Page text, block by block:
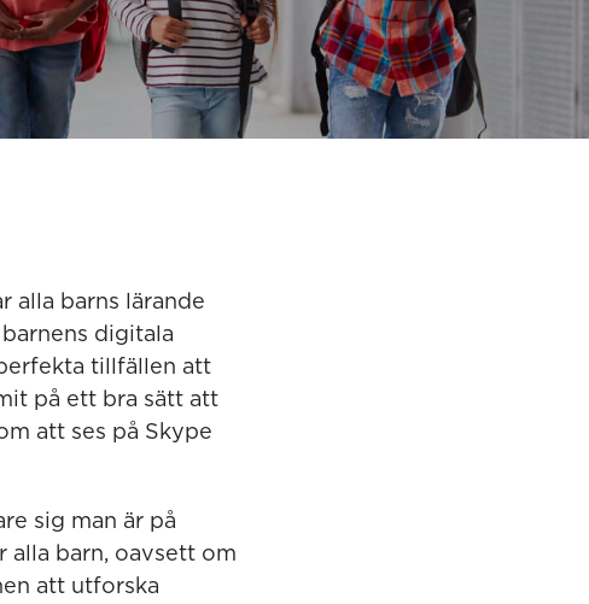
alla barns lärande
digitala
tillfällen att
på ett bra sätt att
att ses på Skype
sig man är på
alla barn, oavsett om
att utforska